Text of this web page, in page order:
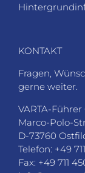
KONTAKT
Fragen,
gerne weiter.
VARTA-
Marco-Polo-
D-73760
Telefon: +49
Fax: +49 711